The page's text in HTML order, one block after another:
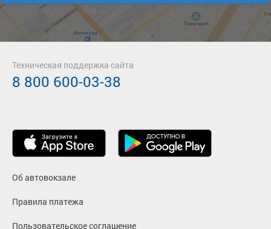
Об автовокзале
Правила платежа
Пользовательское соглашение
Техническая поддержка сайта
8 800 600-03-38